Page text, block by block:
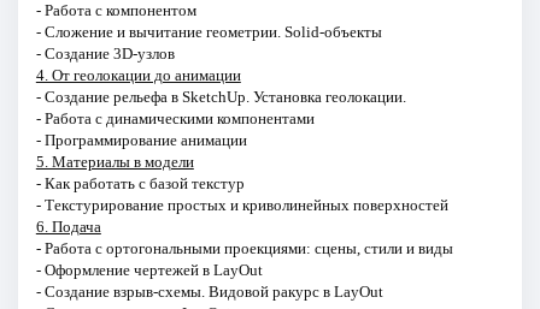
- Работа с компонентом
- Сложение и вычитание геометрии. Solid-объекты
- Создание 3D-узлов
4. От геолокации до анимации
- Создание рельефа в SketchUp. Установка геолокации.
- Работа с динамическими компонентами
- Программирование анимации
5. Материалы в модели
- Как работать с базой текстур
- Текстурирование простых и криволинейных поверхностей
6. Подача
- Работа с ортогональными проекциями: сцены, стили и виды
- Оформление чертежей в LayOut
- Создание взрыв-схемы. Видовой ракурс в LayOut